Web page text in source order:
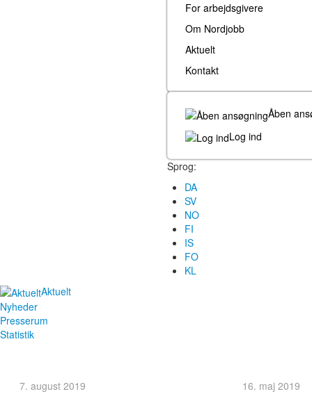
For arbejdsgivere
Om Nordjobb
Aktuelt
Kontakt
Åben
Log ind
Sprog:
DA
SV
NO
FI
IS
FO
KL
Aktuelt
Nyheder
Presserum
Statistik
7. august 2019 16. maj 2019